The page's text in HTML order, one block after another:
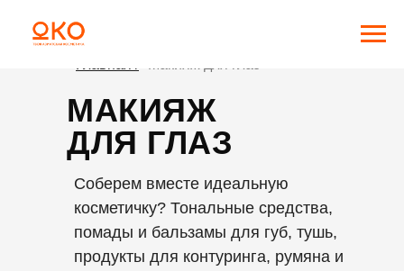
МАКИЯЖ
ДЛЯ ГЛАЗ
Соберем вместе идеальную
косметичку? Тональные средства,
помады и бальзамы для губ, тушь,
продукты для контуринга, румяна и